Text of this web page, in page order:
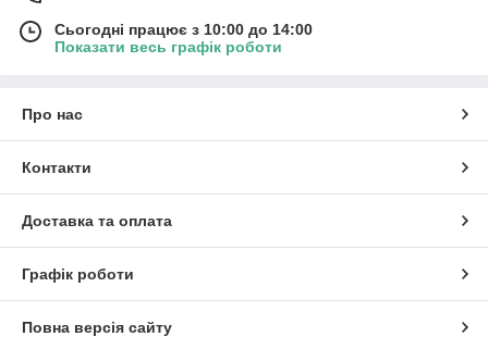
Сьогодні працює з 10:00 до 14:00
Показати весь графік роботи
Про нас
Контакти
Доставка та оплата
Графік роботи
Повна версія сайту